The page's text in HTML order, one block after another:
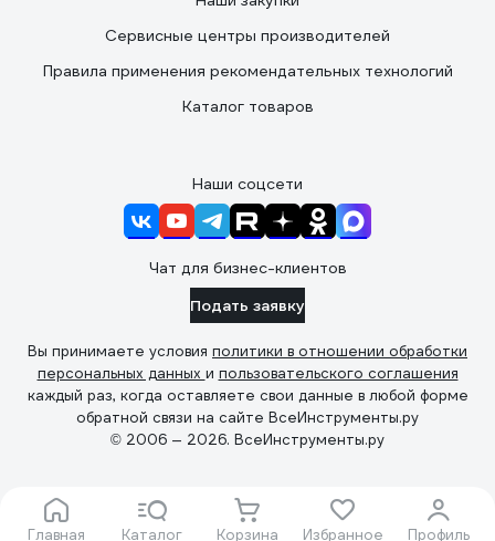
Главная Каталог Корзина Избранное Профиль
Сервисные центры производителей
Правила применения рекомендательных технологий
Каталог товаров
Наши соцсети
Чат для бизнес-клиентов
Подать заявку
Вы принимаете условия политики в отношении обработки
персональных данных и пользовательского соглашения
каждый раз, когда оставляете свои данные в любой форме
обратной связи на сайте ВсеИнструменты.ру
© 2006 — 2026. ВсеИнструменты.ру